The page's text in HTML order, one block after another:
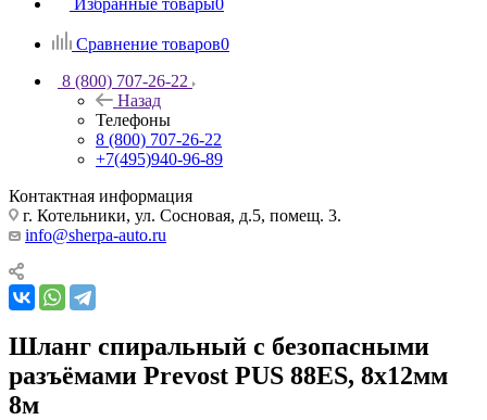
Сравнение товаров0
8 (800) 707-26-22
Назад
Телефоны
8 (800) 707-26-22
+7(495)940-96-89
Контактная информация
г. Котельники, ул. Сосновая, д.5, помещ. 3.
info@sherpa-auto.ru
Шланг спиральный с безопасными
разъёмами Prevost PUS 88ES, 8x12мм
8м